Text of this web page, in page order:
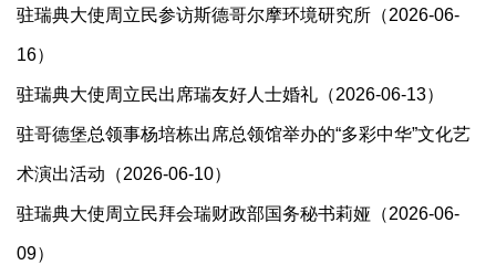
驻瑞典大使周立民参访斯德哥尔摩环境研究所（2026-06-
16）
驻瑞典大使周立民出席瑞友好人士婚礼（2026-06-13）
驻哥德堡总领事杨培栋出席总领馆举办的“多彩中华”文化艺
术演出活动（2026-06-10）
驻瑞典大使周立民拜会瑞财政部国务秘书莉娅（2026-06-
09）